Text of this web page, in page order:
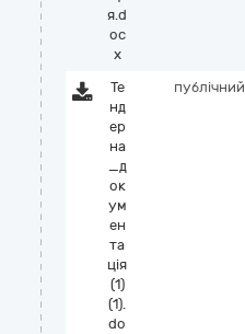
я.d
oc
x
Те
нд
ер
на
_д
ок
ум
ен
та
ція
(1)
(1).
do
публічний